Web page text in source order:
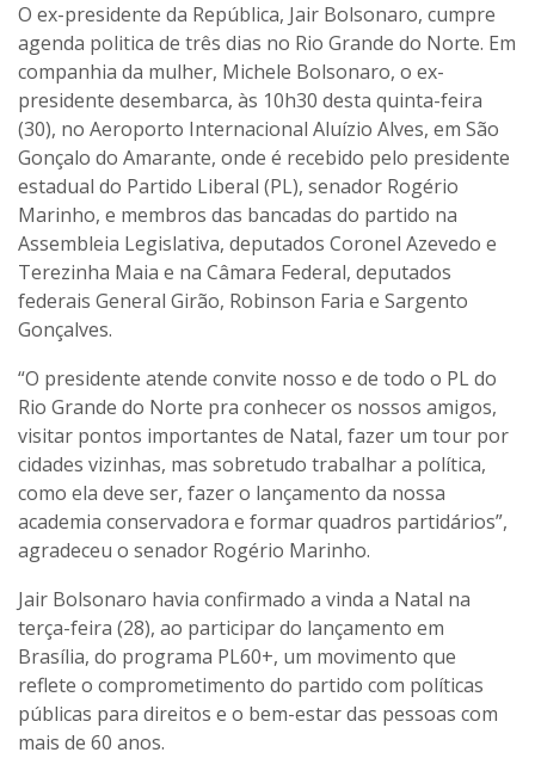
O ex-presidente da República, Jair Bolsonaro, cumpre
agenda politica de três dias no Rio Grande do Norte. Em
companhia da mulher, Michele Bolsonaro, o ex-
presidente desembarca, às 10h30 desta quinta-feira
(30), no Aeroporto Internacional Aluízio Alves, em São
Gonçalo do Amarante, onde é recebido pelo presidente
estadual do Partido Liberal (PL), senador Rogério
Marinho, e membros das bancadas do partido na
Assembleia Legislativa, deputados Coronel Azevedo e
Terezinha Maia e na Câmara Federal, deputados
federais General Girão, Robinson Faria e Sargento
Gonçalves.
“O presidente atende convite nosso e de todo o PL do
Rio Grande do Norte pra conhecer os nossos amigos,
visitar pontos importantes de Natal, fazer um tour por
cidades vizinhas, mas sobretudo trabalhar a política,
como ela deve ser, fazer o lançamento da nossa
academia conservadora e formar quadros partidários”,
agradeceu o senador Rogério Marinho.
Jair Bolsonaro havia confirmado a vinda a Natal na
terça-feira (28), ao participar do lançamento em
Brasília, do programa PL60+, um movimento que
reflete o comprometimento do partido com políticas
públicas para direitos e o bem-estar das pessoas com
mais de 60 anos.